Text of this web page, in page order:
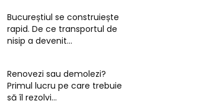
Bucureștiul se construiește
rapid. De ce transportul de
nisip a devenit...
Renovezi sau demolezi?
Primul lucru pe care trebuie
să îl rezolvi...